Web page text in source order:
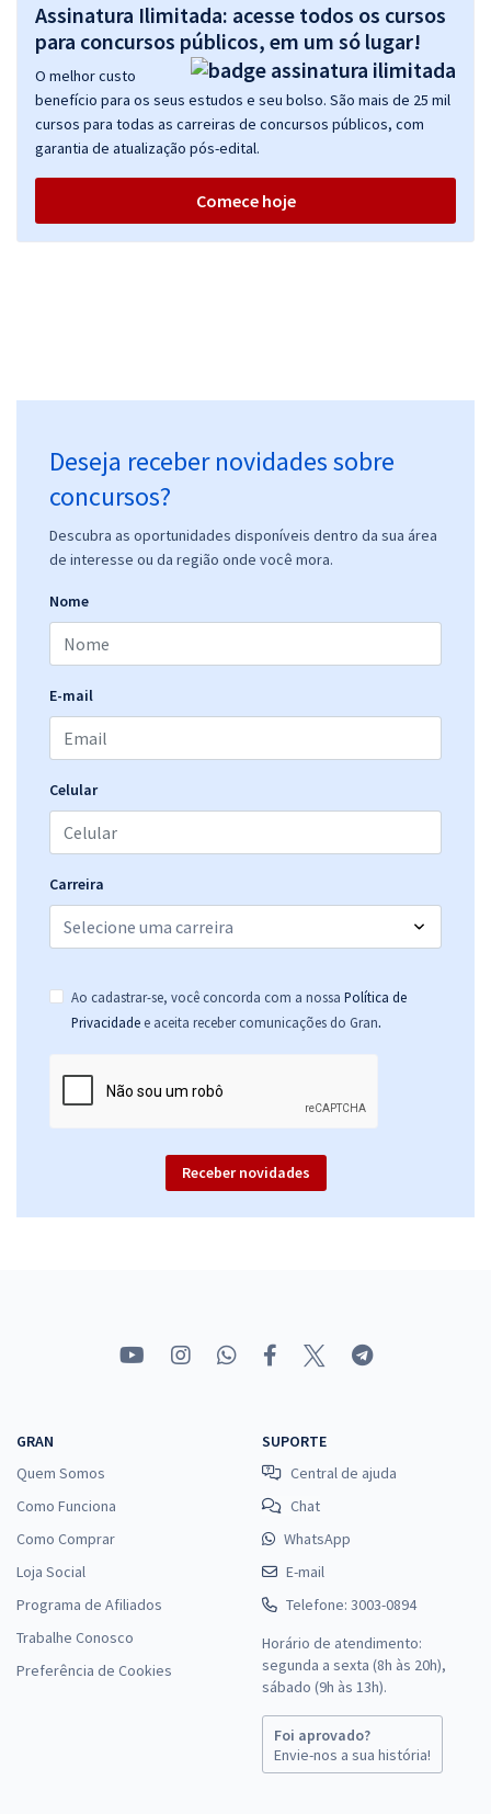
Assinatura Ilimitada: acesse todos os cursos
para concursos públicos, em um só lugar!
O melhor custo
benefício para os seus estudos e seu bolso. São mais de 25 mil
cursos para todas as carreiras de concursos públicos, com
garantia de atualização pós-edital.
Comece hoje
Deseja receber novidades sobre
concursos?
Descubra as oportunidades disponíveis dentro da sua área
de interesse ou da região onde você mora.
Nome
E-mail
Celular
Carreira
Ao cadastrar-se, você concorda com a nossa Política de
Privacidade e aceita receber comunicações do Gran.
Receber novidades
GRAN
Quem Somos
Como Funciona
Como Comprar
Loja Social
Programa de Afiliados
Trabalhe Conosco
Preferência de Cookies
SUPORTE
Central de ajuda
Chat
WhatsApp
E-mail
Telefone: 3003-0894
Horário de atendimento:
segunda a sexta (8h às 20h),
sábado (9h às 13h).
Foi aprovado?
Envie-nos a sua história!